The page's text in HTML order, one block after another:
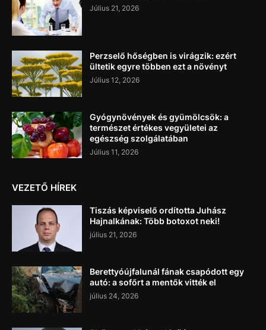
Július 21, 2026
Perzselő hőségben is virágzik: ezért
ültetik egyre többen ezt a növényt
Július 12, 2026
Gyógynövények és gyümölcsök: a
természet értékes vegyületei az
egészség szolgálatában
Július 11, 2026
VEZETŐ HÍREK
Tiszás képviselő ordította Juhász
Hajnalkának: Több botoxot neki!
július 21, 2026
Berettyóújfalunál fának csapódott egy
autó: a sofőrt a mentők vitték el
július 24, 2026